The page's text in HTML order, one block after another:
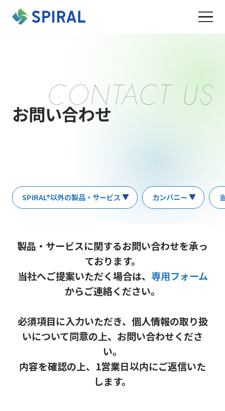
お問い合わせ
SPIRAL®以外の製品・サービス カンパニー
製品・サービスに関するお問い合わせを承っ
ております。
当社へご提案いただく場合は、 専用フォーム
からご連絡ください。
必須項目に入力いただき、個人情報の取り扱
いについて同意の上、お問い合わせくださ
い。
内容を確認の上、1営業日以内にご返信いた
します。